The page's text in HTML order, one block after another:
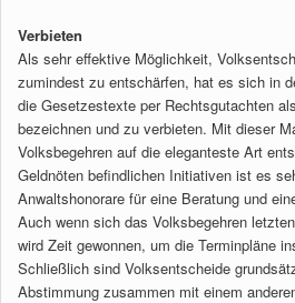
Verbieten
Als sehr effektive Möglichkeit,
zumindest zu entschärfen, hat es sich in
die Gesetzestexte per Rechtsgutachten
bezeichnen und zu verbieten. Mit dieser
Volksbegehren auf die eleganteste Art
Geldnöten befindlichen Initiativen ist es
Anwaltshonorare für eine Beratung und
Auch wenn sich das Volksbegehren
wird Zeit gewonnen, um die Terminpläne
Schließlich sind Volksentscheide
Abstimmung zusammen mit einem